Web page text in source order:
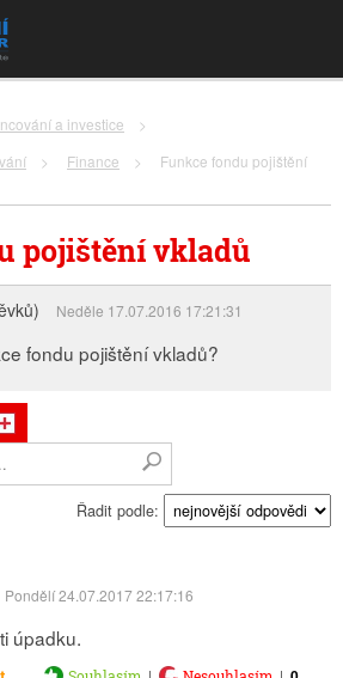
a investice
>
> Finance >
Funkce fondu pojištění
pojištění vkladů
Neděle 17.07.2016 17:21:31
fondu pojištění vkladů?
Řadit podle:
Pondělí 24.07.2017 22:17:16
úpadku.